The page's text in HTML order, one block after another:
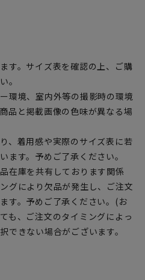
す。サイズ表を確認の上、ご購
。
環境、室内外等の撮影時の環境
品と掲載画像の色味が異なる場
、着用感や実際のサイズ表に若
ます。予めご了承ください。
在庫を共有しております関係
グにより欠品が発生し、ご注文
す。予めご了承ください。(お
も、ご注文のタイミングによっ
できない場合がございます。